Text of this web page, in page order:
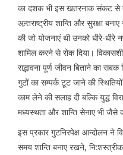
का दशक भी इस खतरनाक संकट से
अन्र्तराष्ट्रीय शान्ति और सुरक्षा
की जो योजनाएं थी उनको धीरे-धीरे
शामिल करने से रोक दिया।
सद्भावना पूर्ण जीवन बिताने का
गुटों का सम्पर्क टूट जाने की
काम लेने की सलाह दी बल्कि युद्ध
मध्यस्थता और शान्ति सेनाए भी जैसे
इस प्रकार गुटनिरपेक्ष आन्दोलन ने
समय शान्ति बनाए रखने,